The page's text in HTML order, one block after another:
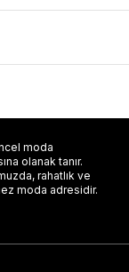
moda
olanak tanır.
rahatlık ve
moda adresidir.